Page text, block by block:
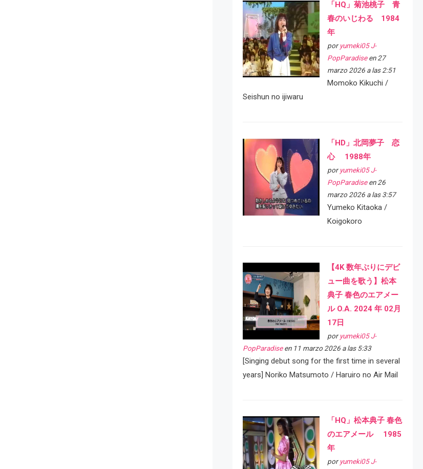
「HQ」菊池桃子 青
春のいじわる 1984
年
por yumeki05 J-
PopParadiseen 27
marzo 2026 a las 2:51
Momoko Kikuchi /
Seishun no ijiwaru
「HD」北岡夢子 恋
心 1988年
por yumeki05 J-
PopParadiseen 26
marzo 2026 a las 3:57
Yumeko Kitaoka /
Koigokoro
【4K 数年ぶりにデビ
ュー曲を歌う】松本
典子 春色のエアメー
ル O.A. 2024 年 02月
17日
por yumeki05 J-
PopParadiseen 11 marzo 2026 a las 5:33
[Singing debut song for the first time in several
years] Noriko Matsumoto / Haruiro no Air Mail
「HQ」松本典子 春色
のエアメール 1985
年
por yumeki05 J-